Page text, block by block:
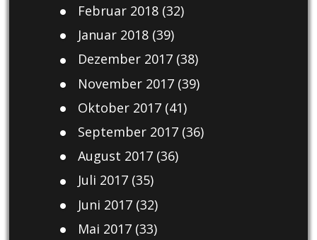
Februar 2018(32)
Januar 2018(39)
Dezember 2017(38)
November 2017(39)
Oktober 2017(41)
September 2017(36)
August 2017(36)
Juli 2017(35)
Juni 2017(32)
Mai 2017(33)